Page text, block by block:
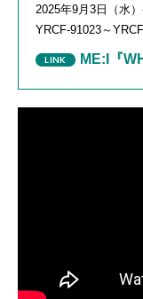
2025年9月 3 日（水
YRCF-91023～
ME:I『